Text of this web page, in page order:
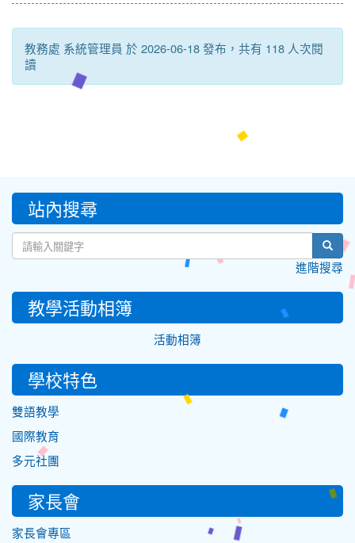
教務處 系統管理員 於 2026-06-18 發布，共有 118 人次閱
讀
::: 站內搜尋
進階搜尋
教學活動相簿
活動相簿
學校特色
雙語教學
國際教育
多元社團
家長會
家長會專區